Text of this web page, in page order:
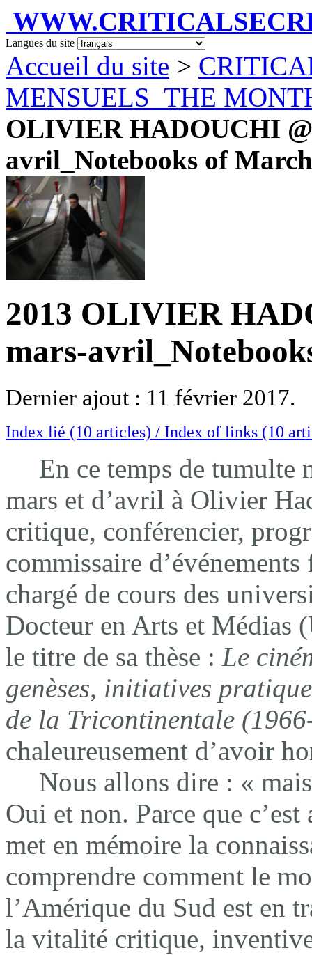
Langues du site
Accueil du site >
MENSUELS_THE
OLIVIER HADOUCHI
avril_Notebooks of
2013 OLIVIER
mars-
Dernier ajout : 11 février 2017.
Index lié (10 articles) / Index of links (10
En ce temps de tumulte
mars et d’avril à Olivier
critique, conférencier,
commissaire
chargé de cours des
Docteur en Arts et
le titre de sa thèse : Le
genèses, initiatives
de la Tricontinentale
chaleureusement d’avoir
Nous allons dire : «
Oui et non. Parce que
met en mémoire la
comprendre comment le
l’Amérique du Sud est en
la vitalité critique,